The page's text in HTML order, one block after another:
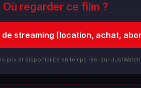
Où regarder ce film ?
streaming (location, achat,
prix et disponibilité en temps réel sur JustWatch